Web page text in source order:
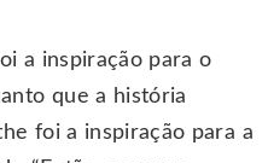
a inspiração para o
que a história
foi a inspiração para a